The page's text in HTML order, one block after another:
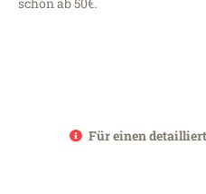
Für einen